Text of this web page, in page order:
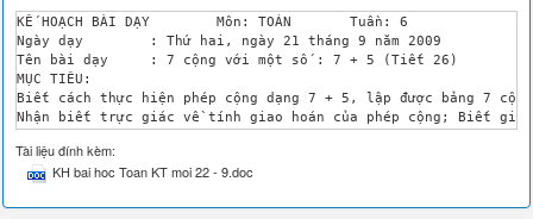
KẾ HOẠCH BÀI DẠY	Môn: TOÁN	Tuần: 6
Ngày dạy	: Thứ hai, ngày 21 tháng 9 năm 2009
Tên bài dạy	: 7 cộng với một số : 7 + 5 (Tiết 26)
MỤC TIÊU:
Biết cách thực hiện phép cộng dạng 7 + 5, lập được bảng 7
Nhận biết trực giác về tính giao hoán của phép cộng; Biết
Rèn kỹ năng tính toán thành thạo, giải các bài toán liên quan.
Giáo dục HS tích cực học tập, cẩn thận, chính xác khi làm bài.
CHUẨN BỊ:
III. CÁC HOẠT ĐỘNG DẠY HỌC:	Thầy
Tài liệu đính kèm:
KH bai hoc Toan KT moi 22 - 9.doc